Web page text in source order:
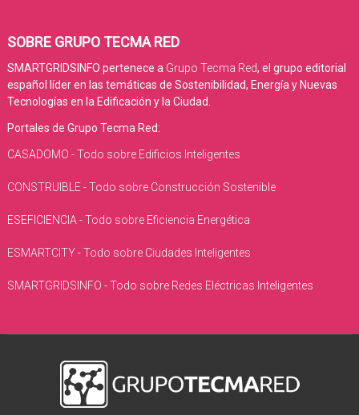
SOBRE GRUPO TECMA RED
SMARTGRIDSINFO pertenece a Grupo Tecma Red, el grupo editorial
español líder en las temáticas de Sostenibilidad, Energía y Nuevas
Tecnologías en la Edificación y la Ciudad.
Portales de Grupo Tecma Red:
CASADOMO - Todo sobre Edificios Inteligentes
CONSTRUIBLE - Todo sobre Construcción Sostenible
ESEFICIENCIA - Todo sobre Eficiencia Energética
ESMARTCITY - Todo sobre Ciudades Inteligentes
SMARTGRIDSINFO - Todo sobre Redes Eléctricas Inteligentes